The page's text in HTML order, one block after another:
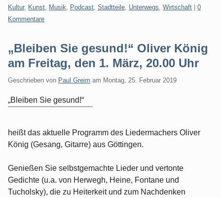
Kategorien:
Kultur, Kunst Musik Podcast Stadtteile Unterwegs Wirtschaft | 0
Kommentare
„Bleiben Sie gesund!“ Oliver König
am Freitag, den 1. März, 20.00 Uhr
Geschrieben von Paul Greim am Montag, 25. Februar 2019
„Bleiben Sie gesund!“
heißt das aktuelle Programm des Liedermachers Oliver
König (Gesang, Gitarre) aus Göttingen.
Genießen Sie selbstgemachte Lieder und vertonte
Gedichte (u.a. von Herwegh, Heine, Fontane und
Tucholsky), die zu Heiterkeit und zum Nachdenken